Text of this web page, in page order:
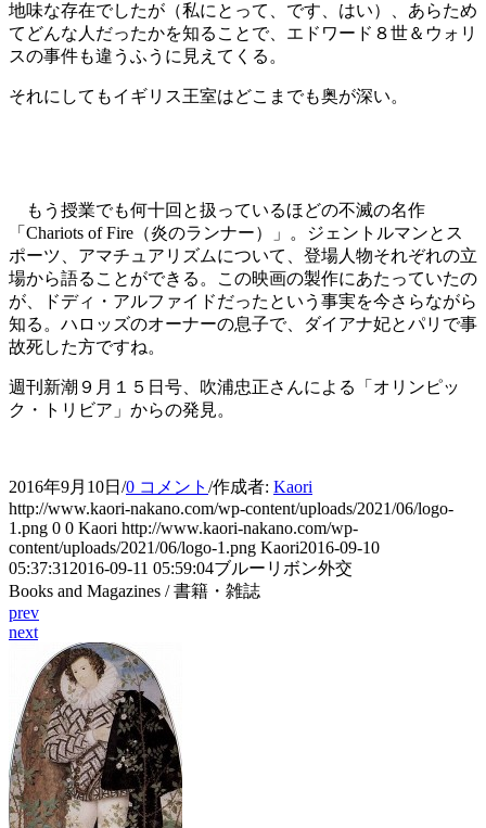
地味な存在でしたが（私にとって、です、はい）、あらため
てどんな人だったかを知ることで、エドワード８世＆ウォリ
スの事件も違うふうに見えてくる。
それにしてもイギリス王室はどこまでも奥が深い。
もう授業でも何十回と扱っているほどの不滅の名作
「Chariots of Fire（炎のランナー）」。ジェントルマンとス
ポーツ、アマチュアリズムについて、登場人物それぞれの立
場から語ることができる。この映画の製作にあたっていたの
が、ドディ・アルファイドだったという事実を今さらながら
知る。ハロッズのオーナーの息子で、ダイアナ妃とパリで事
故死した方ですね。
週刊新潮９月１５日号、吹浦忠正さんによる「オリンピッ
ク・トリビア」からの発見。
2016年9月10日 /0 コメント /作成者: Kaori
http://www.kaori-nakano.com/wp-content/uploads/2021/06/logo-
1.png 0 0 Kaori http://www.kaori-nakano.com/wp-
content/uploads/2021/06/logo-1.png Kaori2016-09-10
05:37:312016-09-11 05:59:04ブルーリボン外交
Books and Magazines / 書籍・雑誌
prev
next